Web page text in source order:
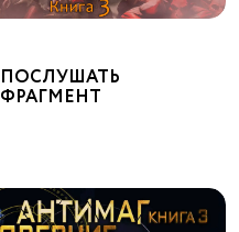
ПОСЛУШАТЬ
ФРАГМЕНТ